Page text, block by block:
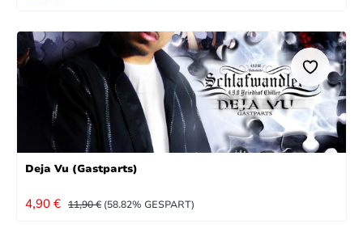
Deja Vu (Gastparts)
VERKAUFSPREIS:
4,90 € REGULÄRER PREIS:
11,90 € (58.82% GESPART)